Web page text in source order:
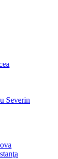
Severin